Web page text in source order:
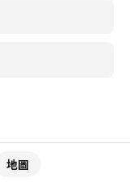
地圖